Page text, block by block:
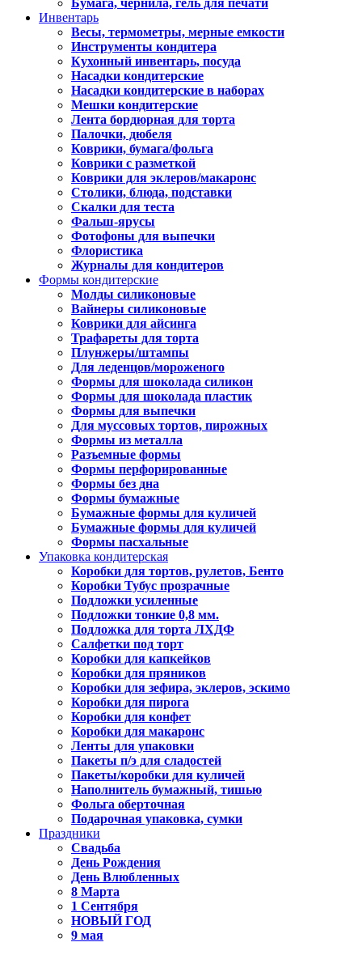
Бумага, чернила, гель для печати
Инвентарь
Весы, термометры, мерные емкости
Инструменты кондитера
Кухонный инвентарь, посуда
Насадки кондитерские
Насадки кондитерские в наборах
Мешки кондитерские
Лента бордюрная для торта
Палочки, дюбеля
Коврики, бумага/фольга
Коврики с разметкой
Коврики для эклеров/макаронс
Столики, блюда, подставки
Скалки для теста
Фальш-ярусы
Фотофоны для выпечки
Флористика
Журналы для кондитеров
Формы кондитерские
Молды силиконовые
Вайнеры силиконовые
Коврики для айсинга
Трафареты для торта
Плунжеры/штампы
Для леденцов/мороженого
Формы для шоколада силикон
Формы для шоколада пластик
Формы для выпечки
Для муссовых тортов, пирожных
Формы из металла
Разъемные формы
Формы перфорированные
Формы без дна
Формы бумажные
Бумажные формы для куличей
Бумажные формы для куличей
Формы пасхальные
Упаковка кондитерская
Коробки для тортов, рулетов, Бенто
Коробки Тубус прозрачные
Подложки усиленные
Подложки тонкие 0,8 мм.
Подложка для торта ЛХДФ
Салфетки под торт
Коробки для капкейков
Коробки для пряников
Коробки для зефира, эклеров, эскимо
Коробки для пирога
Коробки для конфет
Коробки для макаронс
Ленты для упаковки
Пакеты п/э для сладостей
Пакеты/коробки для куличей
Наполнитель бумажный, тишью
Фольга оберточная
Подарочная упаковка, сумки
Праздники
Свадьба
День Рождения
День Влюбленных
8 Марта
1 Сентября
НОВЫЙ ГОД
9 мая